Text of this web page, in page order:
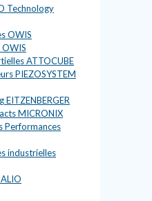
Technology
OWIS
OWIS
ATTOCUBE
PIEZOSYSTEM
MICRONIX
Performances
industrielles